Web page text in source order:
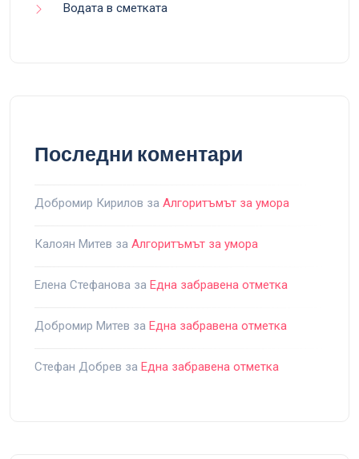
Водата в сметката
Последни коментари
Добромир Кирилов за Алгоритъмът за умора
Калоян Митев за Алгоритъмът за умора
Елена Стефанова за Една забравена отметка
Добромир Митев за Една забравена отметка
Стефан Добрев за Една забравена отметка